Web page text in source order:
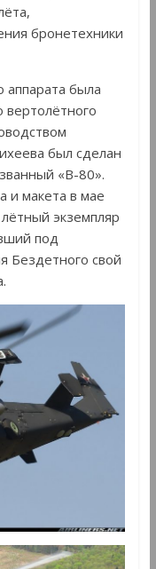
бронетехники
аппарата была
вертолётного
был сделан
«В-80».
и макета в мае
экземпляр
под
Бездетного свой